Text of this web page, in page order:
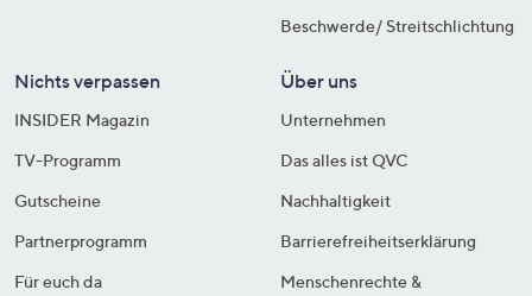
Beschwerde/ Streitschlichtung
Nichts verpassen
INSIDER Magazin
TV-Programm
Gutscheine
Partnerprogramm
Für euch da
Über uns
Unternehmen
Das alles ist QVC
Nachhaltigkeit
Barrierefreiheitserklärung
Menschenrechte &